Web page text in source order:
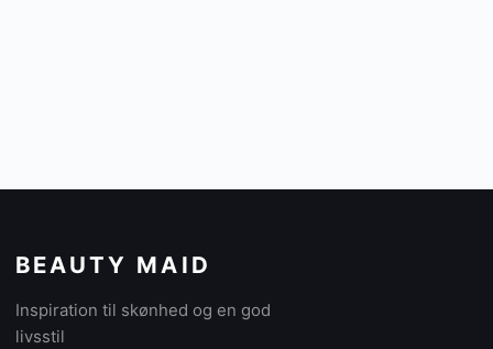
BEAUTY MAID
Inspiration til skønhed og en god
livsstil